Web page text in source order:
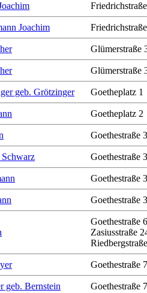
Joachim
Glümerstraße
Glümerstraße
geb. Grötzinger Goetheplatz 1
Goetheplatz 2
Goethestraße 3
Goethestraße 3
Goethestraße
Goethestraße
Goethestraße
Zasiusstraße
Goethestraße
geb. Bernstein Goethestraße